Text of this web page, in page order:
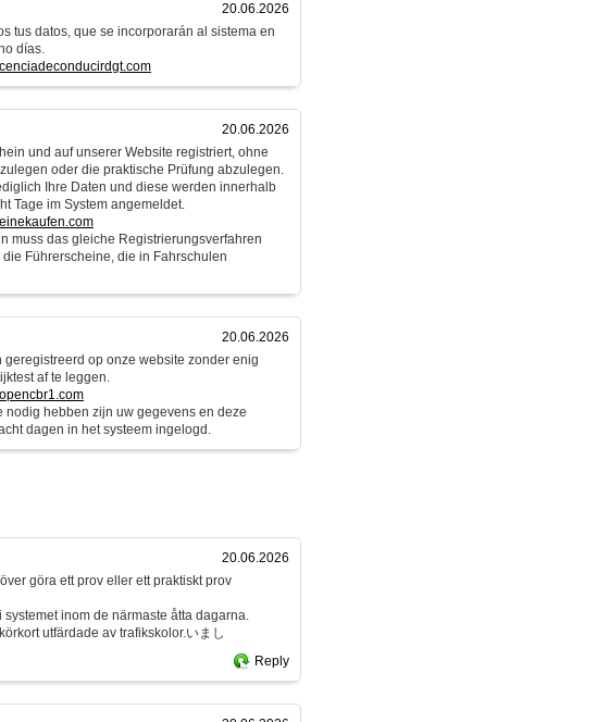
20.06.2026
tus datos, que se incorporarán al sistema en
días.
20.06.2026
und auf unserer Website registriert, ohne
oder die praktische Prüfung abzulegen.
Ihre Daten und diese werden innerhalb
Tage im System angemeldet.
muss das gleiche Registrierungsverfahren
Führerscheine, die in Fahrschulen
20.06.2026
geregistreerd op onze website zonder enig
af te leggen.
nodig hebben zijn uw gegevens en deze
dagen in het systeem ingelogd.
20.06.2026
göra ett prov eller ett praktiskt prov
inom de närmaste åtta dagarna.
utfärdade av trafikskolor.いまし
Reply